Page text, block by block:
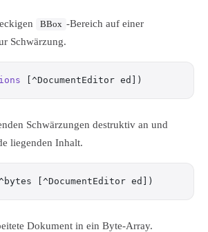
BBox -Bereich auf einer
Schwärzung.
[^DocumentEditor ed])
Schwärzungen destruktiv an und
liegenden Inhalt.
[^DocumentEditor ed])
Dokument in ein Byte-Array.